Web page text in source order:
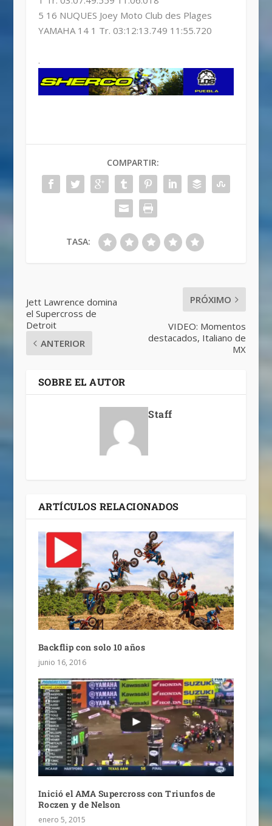
5 16 NUQUES Joey Moto Club des Plages
YAMAHA 14 1 Tr. 03:12:13.749 11:55.720
.
COMPARTIR:
TASA:
Jett Lawrence domina
el Supercross de
Detroit
ANTERIOR
PRÓXIMO
VIDEO: Momentos
destacados, Italiano de
MX
SOBRE EL AUTOR
Staff
ARTÍCULOS RELACIONADOS
Backflip con solo 10 años
junio 16, 2016
Inició el AMA Supercross con Triunfos de
Roczen y de Nelson
enero 5, 2015